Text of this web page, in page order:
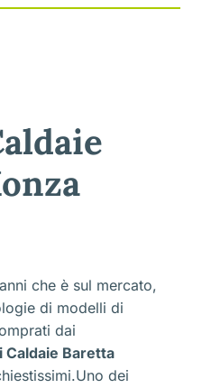
che è sul mercato,
di modelli di
dai
Caldaie Baretta
dei